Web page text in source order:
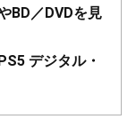
BD／DVDを見
デジタル・